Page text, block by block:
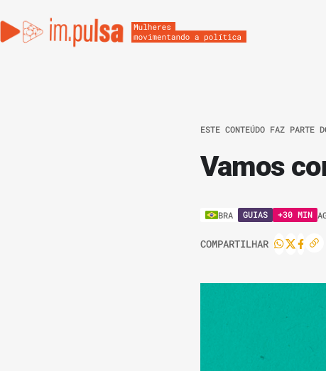
ESTE CONTEÚDO FAZ PARTE
Vamos
BRA GUIAS +30 MIN
COMPARTILHAR